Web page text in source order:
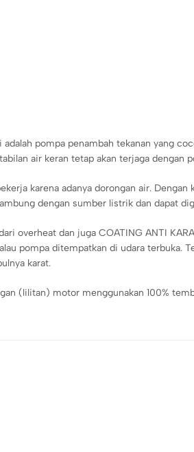
pompa penambah tekanan yang
air keran tetap akan terjaga dengan
karena adanya dorongan air.
dengan sumber listrik dan dapat
overheat dan juga COATING ANTI
pompa ditempatkan di udara terbuka.
karat.
(lilitan) motor menggunakan 100%